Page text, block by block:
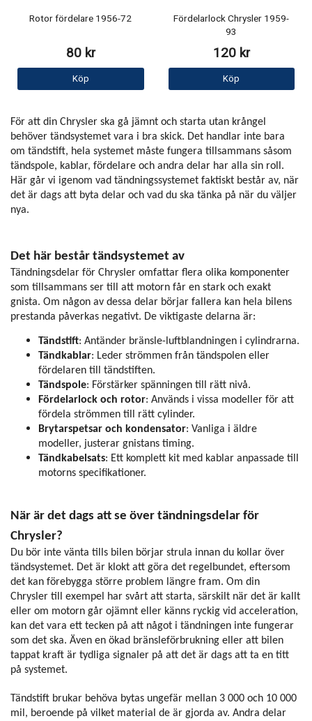
Rotor fördelare 1956-72
80 kr
Köp
Fördelarlock Chrysler 1959-
93
120 kr
Köp
För att din Chrysler ska gå jämnt och starta utan krångel
behöver tändsystemet vara i bra skick. Det handlar inte bara
om tändstift, hela systemet måste fungera tillsammans såsom
tändspole, kablar, fördelare och andra delar har alla sin roll.
Här går vi igenom vad tändningssystemet faktiskt består av, när
det är dags att byta delar och vad du ska tänka på när du väljer
nya.
Det här består tändsystemet av
Tändningsdelar för Chrysler omfattar flera olika komponenter
som tillsammans ser till att motorn får en stark och exakt
gnista. Om någon av dessa delar börjar fallera kan hela bilens
prestanda påverkas negativt. De viktigaste delarna är:
Tändstift: Antänder bränsle-luftblandningen i cylindrarna.
Tändkablar: Leder strömmen från tändspolen eller
fördelaren till tändstiften.
Tändspole: Förstärker spänningen till rätt nivå.
Fördelarlock och rotor: Används i vissa modeller för att
fördela strömmen till rätt cylinder.
Brytarspetsar och kondensator: Vanliga i äldre
modeller, justerar gnistans timing.
Tändkabelsats: Ett komplett kit med kablar anpassade till
motorns specifikationer.
När är det dags att se över tändningsdelar för
Chrysler?
Du bör inte vänta tills bilen börjar strula innan du kollar över
tändsystemet. Det är klokt att göra det regelbundet, eftersom
det kan förebygga större problem längre fram. Om din
Chrysler till exempel har svårt att starta, särskilt när det är kallt
eller om motorn går ojämnt eller känns ryckig vid acceleration,
kan det vara ett tecken på att något i tändningen inte fungerar
som det ska. Även en ökad bränsleförbrukning eller att bilen
tappat kraft är tydliga signaler på att det är dags att ta en titt
på systemet.
Tändstift brukar behöva bytas ungefär mellan 3 000 och 10 000
mil, beroende på vilket material de är gjorda av. Andra delar